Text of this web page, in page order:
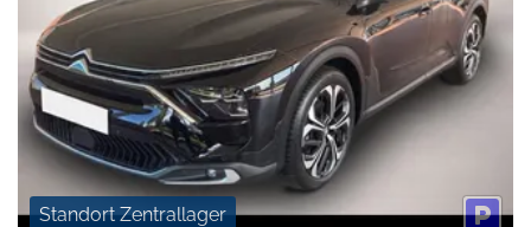
Standort Zentrallager